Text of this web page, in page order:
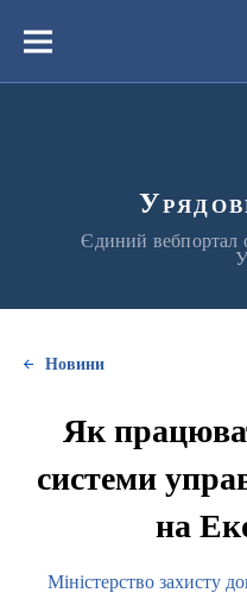
вмістуМеню
Єдиний вебпортал
Новини
Як
системи
на
Міністерство захисту